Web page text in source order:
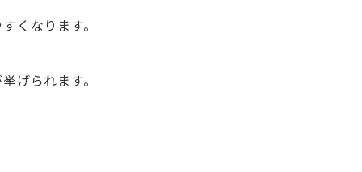
くなります。
げられます。